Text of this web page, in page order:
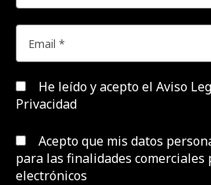
He leído y acepto el Aviso
Privacidad
Acepto que mis datos
para las finalidades comerciales
electrónicos